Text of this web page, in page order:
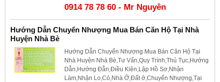
0914 78 78 60 - Mr Nguyên
Hướng Dẫn Chuyển Nhượng Mua Bán Căn Hộ Tại Nhà
Huyện Nhà Bè
Hướng Dẫn Chuyển Nhượng Mua Bán Căn Hộ Tại
Nhà Huyện Nhà Bè,Tư Vấn,Quy Trình,Thủ Tục,Hướng
Dẫn,Hướng Đẫn,Điều Kiện,Lập Hồ Sơ,Nhận
Làm,Nhận Lo,Có,Nhà Ở,Đất ở,Chuyển Nhượng,Tại